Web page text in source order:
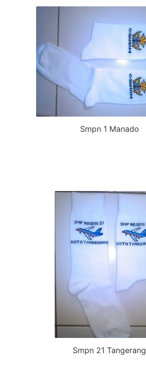
Smpn 1 Manado
Smpn 21 Tangerang